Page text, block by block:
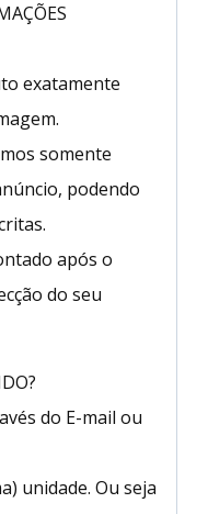
exatamente
somente
podendo
após o
do seu
do E-mail ou
unidade. Ou seja